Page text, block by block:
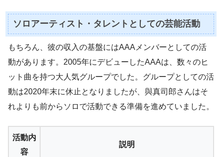
ソロアーティスト・タレントとしての芸能活動
もちろん、彼の収入の基盤にはAAAメンバーとしての活
動があります。2005年にデビューしたAAAは、数々のヒ
ット曲を持つ大人気グループでした。グループとしての活
動は2020年末に休止となりましたが、與真司郎さんはそ
れよりも前からソロで活動できる準備を進めていました。
活動内
容
説明